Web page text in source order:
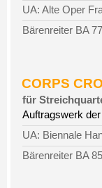
UA: Alte Oper
Bärenreiter BA
CORPS
für
Auftragswerk
UA: Biennale
Bärenreiter BA